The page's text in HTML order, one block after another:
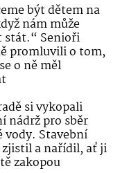
být dětem na
nám může
stát.“ Senioři
promluvili o tom,
o ně měl
si vykopali
nádrž pro sběr
vody. Stavební
a nařídil, ať ji
zakopou